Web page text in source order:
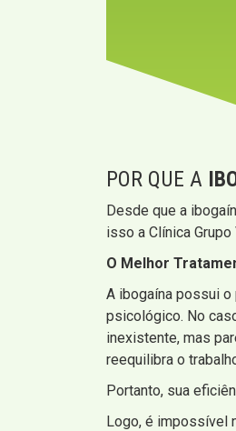
POR QUE A
Desde que a
isso a Clínica
O Melhor
A ibogaína possui
psicológico. No
inexistente, mas
reequilibra o
Portanto, sua
Logo, é impossível